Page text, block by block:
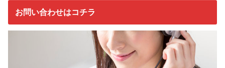
お問い合わせはコチラ